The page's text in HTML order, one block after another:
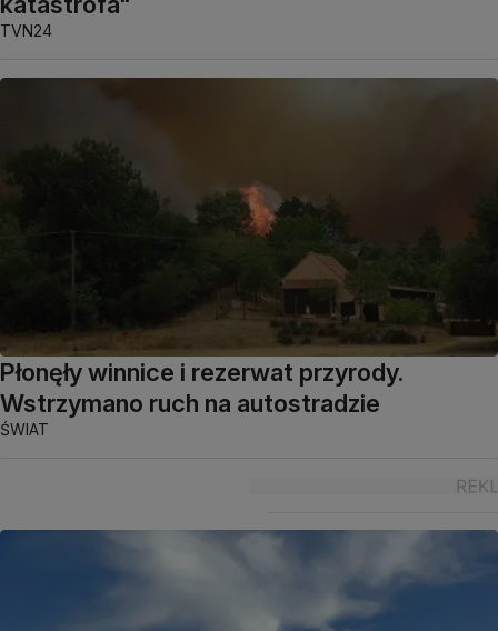
TVN24
Płonęły winnice i rezerwat przyrody.
Wstrzymano ruch na autostradzie
ŚWIAT